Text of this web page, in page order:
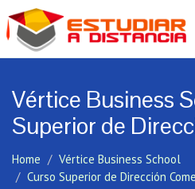
Vértice Business
Superior de
Home
Vértice Business School
Curso Superior de Dirección